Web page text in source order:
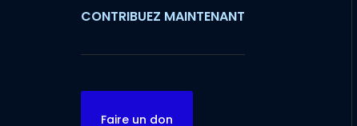
CONTRIBUEZ MAINTENANT
Faire un don